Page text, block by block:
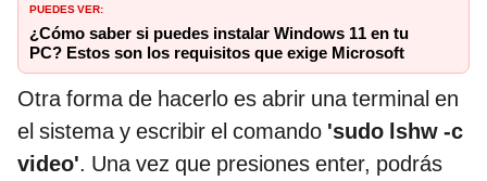
PUEDES VER:
¿Cómo saber si puedes instalar Windows 11 en tu
PC? Estos son los requisitos que exige Microsoft
Otra forma de hacerlo es abrir una terminal en
el sistema y escribir el comando 'sudo lshw -c
video'. Una vez que presiones enter, podrás